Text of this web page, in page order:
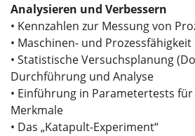
Analysieren und Verbessern
• Kennzahlen zur Messung von
• Maschinen- und Prozessfähigkeit
• Statistische Versuchsplanung
Durchführung und Analyse
• Einführung in Parametertests
Merkmale
• Das „Katapult-Experiment“